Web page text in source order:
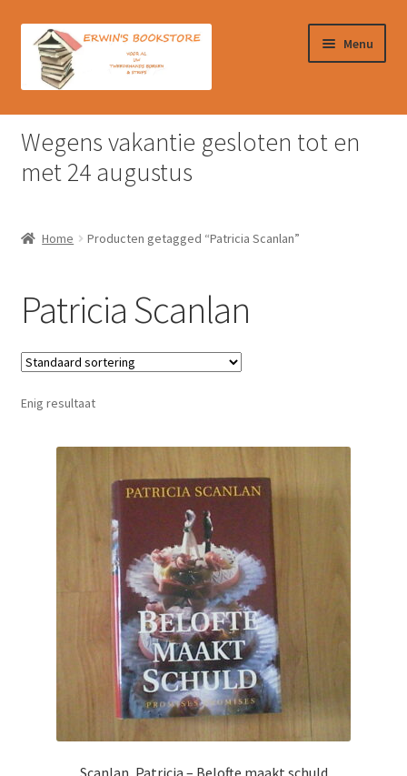
door
naar
naar
Menu
Home
Afrekenen
Verzendkosten & Ophalen boeken
Winkelmand
Wegens vakantie gesloten tot en
met 24 augustus
Home Producten getagged “Patricia Scanlan”
Patricia Scanlan
Enig resultaat